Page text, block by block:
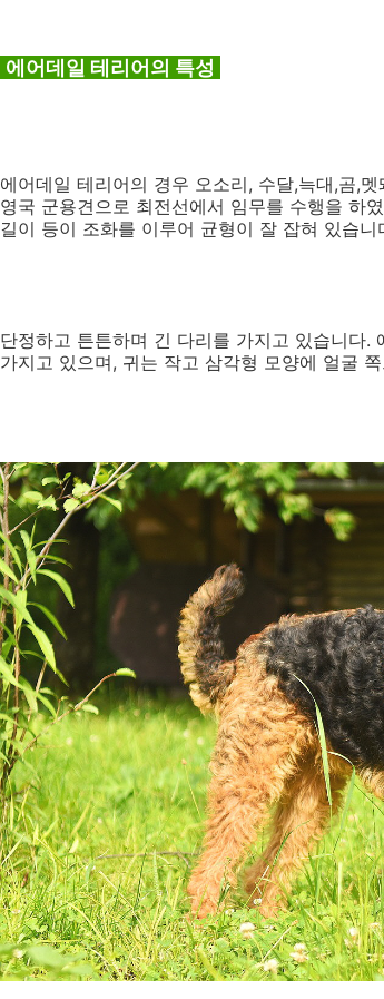
에어데일 테리어의 특성
에어데일 테리어의 경우 오소리, 수달,늑대,곰,
영국 군용견으로 최전선에서 임무를 수행을 하
길이 등이 조화를 이루어 균형이 잘 잡혀 있습니
단정하고 튼튼하며 긴 다리를 가지고 있습니다.
가지고 있으며, 귀는 작고 삼각형 모양에 얼굴